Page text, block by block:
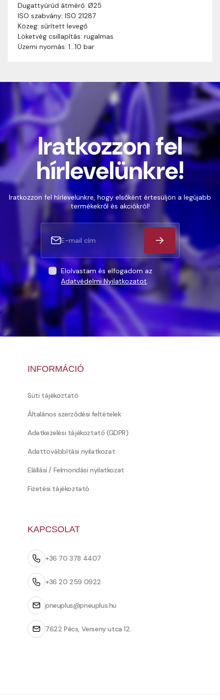
Dugattyúrúd átmérő: Ø25
ISO szabvány: ISO 21287
Közeg: sűrített levegő
Löketvég csillapítás: rugalmas
Üzemi nyomás: 1…10 bar
és a szállítási cím távolságától. A pontos szállítási
díjat a vásárlás folyamata során megtekinthetitek,
mielőtt a rendelést véglegesítitek.
Iratkozzon fel
hírlevelünkre!
Iratkozzon fel hírlevelünkre, hogy elsőként értesüljön a legújabb
termékekről és akciókról!
Elolvastam és elfogadom az
Adatvédelmi Nyilatkozatot.
INFORMÁCIÓ
Süti tájékoztató
Általános szerződési feltételek
Adatkezelési tájékoztató (GDPR)
Adattovábbítási nyilatkozat
Elállási / Felmondási nyilatkozat
Fizetési tájékoztató
KAPCSOLAT
+36 70 378 4407
+36 20 259 0922
pneuplus@pneuplus.hu
7622 Pécs, Verseny utca 12.